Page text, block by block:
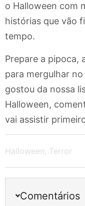
o Halloween com
histórias que vão
tempo.
Prepare a pipoca,
para mergulhar
gostou da nossa
Halloween,
vai assistir
Halloween Terror
Comentários